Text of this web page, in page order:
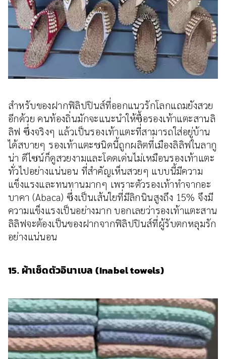
สำหรับของฝากฟิลิปปินส์ที่ออกแนวรักโลกแถมยังสวย
อีกด้วย คนท้องถิ่นมักจะแนะนำให้ซื้อรองเท้าแตะสานลิ
ลิฟ ซึ่งจริงๆ แล้วเป็นรองเท้าแตะที่สามารถใส่อยู่บ้าน
ได้สบายๆ รองเท้าแตะชนิดนี้ถูกผลิตที่เมืองลิลิฟในลากู
น่า ดีไซน์ก็ดูสวยงามและโดดเด่นไม่เหมือนรองเท้าแตะ
ทั่วไปอย่างแน่นอน ที่สำคัญเห็นสวยๆ แบบนี้มีความ
แข็งแรงและทนทานมากๆ เพราะตัวรองเท้าทำจากอะ
บาคา (Abaca) ซึ่งเป็นเส้นใยที่มีลิกนินสูงถึง 15% จึงมี
ความแข็งแรงเป็นอย่างมาก บอกเลยว่ารองเท้าแตะสาน
ลิลิฟจะต้องเป็นของฝากจากฟิลิปปินส์ที่ผู้รับตกหลุมรัก
อย่างแน่นอน
15. ผ้าเช็ดตัวอินาเบล (Inabel towels)